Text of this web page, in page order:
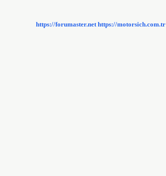
https://forumaster.net https://motorsich.com.tr